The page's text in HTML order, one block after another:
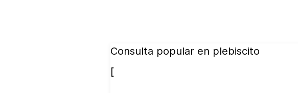
Consulta popular en plebiscito
[